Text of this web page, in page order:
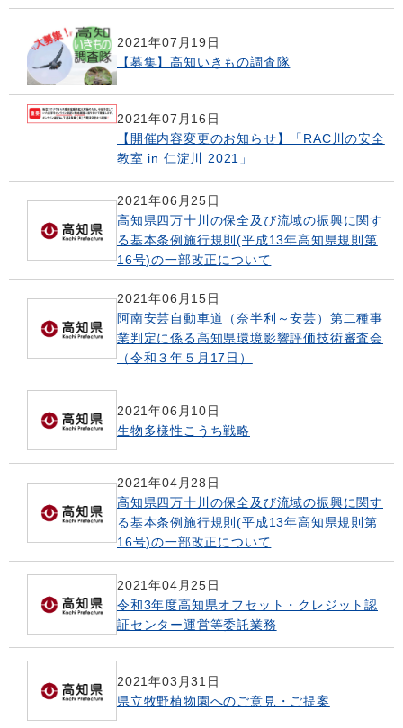
2021年07月19日
【募集】高知いきもの調査隊
2021年07月16日
【開催内容変更のお知らせ】「RAC川の安全
教室 in 仁淀川 2021」
2021年06月25日
高知県四万十川の保全及び流域の振興に関す
る基本条例施行規則(平成13年高知県規則第
16号)の一部改正について
2021年06月15日
阿南安芸自動車道（奈半利～安芸）第二種事
業判定に係る高知県環境影響評価技術審査会
（令和３年５月17日）
2021年06月10日
生物多様性こうち戦略
2021年04月28日
高知県四万十川の保全及び流域の振興に関す
る基本条例施行規則(平成13年高知県規則第
16号)の一部改正について
2021年04月25日
令和3年度高知県オフセット・クレジット認
証センター運営等委託業務
2021年03月31日
県立牧野植物園へのご意見・ご提案